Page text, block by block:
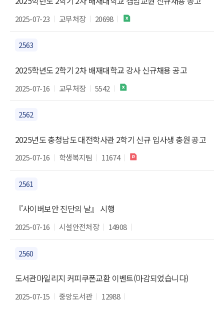
2025-07-23 교무처장 20698
2563
2025학년도 2학기 2차 배재대학교 강사 신규채용 공고
2025-07-16 교무처장 5542
2562
2025년도 충청남도 대전학사관 2학기 신규 입사생 충원 공고
2025-07-16 학생복지팀 11674
2561
『사이버보안 진단의 날』 시행
2025-07-16 시설안전처장 14908
2560
도서관마일리지 커피쿠폰교환 이벤트(마감되었습니다)
2025-07-15 중앙도서관 12988